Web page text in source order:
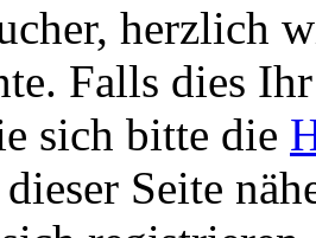
herzlich
Falls dies
sich bitte die
Seite